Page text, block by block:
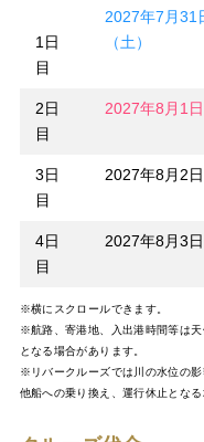
1日
目
2027年7月31
（土）
2日
目
2027年8月1日
3日
目
2027年8月2日
4日
目
2027年8月3日
※横にスクロールできます。
※航路、寄港地、入出港時間等は
となる場合があります。
※リバークルーズでは川の水位の影
他船への乗り換え、運行休止となる